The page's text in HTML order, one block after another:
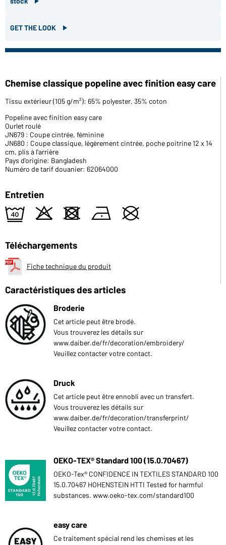
GET THE LOOK
Chemise classique popeline avec finition easy care
Tissu extérieur (105 g/m²): 65% polyester, 35% coton
Popeline avec finition easy care
Ourlet roulé
JN679 : Coupe cintrée, féminine
JN680 : Coupe classique, légèrement cintrée, poche poitrine 12 x 14
cm, plis à l'arrière
Pays d'origine: Bangladesh
Numéro de tarif douanier: 62064000
Entretien
9 o d n U
Téléchargements
Fiche technique du produit
Caractéristiques des articles
Broderie
Cet article peut être brodé.
Vous trouverez les détails sur
www.daiber.de/fr/decoration/embroidery/
Veuillez contacter votre contact.
Druck
Cet article peut être ennobli avec un transfert.
Vous trouverez les détails sur
www.daiber.de/fr/decoration/transferprint/
Veuillez contacter votre contact.
OEKO-TEX® Standard 100 (15.0.70467)
OEKO-Tex® CONFIDENCE IN TEXTILES STANDARD 100
15.0.70467 HOHENSTEIN HTTI Tested for harmful
substances. www.oeko-tex.com/standard100
easy care
Ce traitement spécial rend les chemises et les